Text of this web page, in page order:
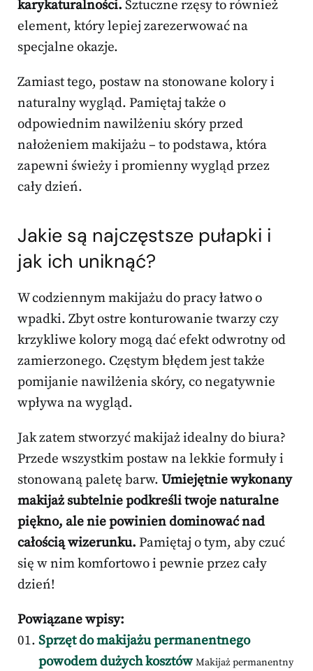
karykaturalności. Sztuczne rzęsy to również
element, który lepiej zarezerwować na
specjalne okazje.
Zamiast tego, postaw na stonowane kolory i
naturalny wygląd. Pamiętaj także o
odpowiednim nawilżeniu skóry przed
nałożeniem makijażu – to podstawa, która
zapewni świeży i promienny wygląd przez
cały dzień.
Jakie są najczęstsze pułapki i
jak ich uniknąć?
W codziennym makijażu do pracy łatwo o
wpadki. Zbyt ostre konturowanie twarzy czy
krzykliwe kolory mogą dać efekt odwrotny od
zamierzonego. Częstym błędem jest także
pomijanie nawilżenia skóry, co negatywnie
wpływa na wygląd.
Jak zatem stworzyć makijaż idealny do biura?
Przede wszystkim postaw na lekkie formuły i
stonowaną paletę barw. Umiejętnie wykonany
makijaż subtelnie podkreśli twoje naturalne
piękno, ale nie powinien dominować nad
całością wizerunku. Pamiętaj o tym, aby czuć
się w nim komfortowo i pewnie przez cały
dzień!
Powiązane wpisy:
Sprzęt do makijażu permanentnego
powodem dużych kosztów Makijaż permanentny